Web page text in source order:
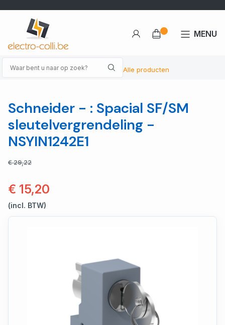
Alle producten
MENU
Schneider - : Spacial SF/SM
sleutelvergrendeling -
NSYIN1242E1
€ 29,22
€ 15,20
(incl. BTW)